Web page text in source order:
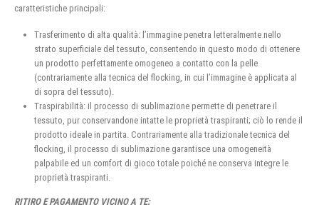
caratteristiche principali:
Trasferimento di alta qualità: l’immagine penetra letteralmente nello
strato superficiale del tessuto, consentendo in questo modo di ottenere
un prodotto perfettamente omogeneo a contatto con la pelle
(contrariamente alla tecnica del flocking, in cui l’immagine è applicata al
di sopra del tessuto).
Traspirabilità: il processo di sublimazione permette di penetrare il
tessuto, pur conservandone intatte le proprietà traspiranti; ciò lo rende il
prodotto ideale in partita. Contrariamente alla tradizionale tecnica del
flocking, il processo di sublimazione garantisce una omogeneità
palpabile ed un comfort di gioco totale poiché ne conserva integre le
proprietà traspiranti.
RITIRO E PAGAMENTO VICINO A TE: